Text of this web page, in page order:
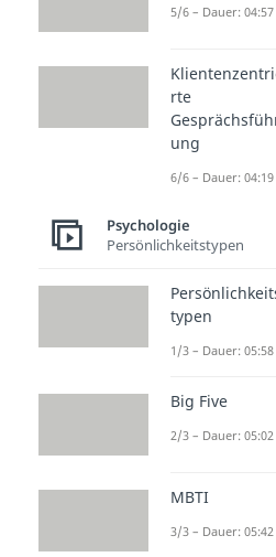
Grund
anbieten“.
das
freundlich
eigenen
Augen zu
wäre:
aber ich
bereits
anderes
Bestimmte
sein, sich
überlegen,
können.
passt
5/6 – Dauer: 04:57
rte
ung
6/6 – Dauer: 04:19
Psychologie
Persönlichkeitstypen
typen
1/3 – Dauer: 05:58
Big Five
2/3 – Dauer: 05:02
MBTI
3/3 – Dauer: 05:42